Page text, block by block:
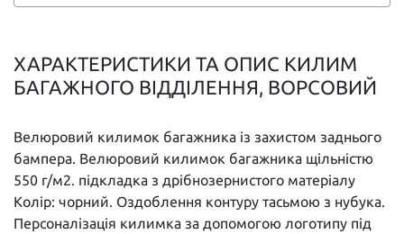
ХАРАКТЕРИСТИКИ ТА ОПИС КИЛИМ
БАГАЖНОГО ВІДДІЛЕННЯ, ВОРСОВИЙ
Велюровий килимок багажника із захистом заднього
бампера. Велюровий килимок багажника щільністю
550 г/м2. підкладка з дрібнозернистого матеріалу
Колір: чорний. Оздоблення контуру тасьмою з нубука.
Персоналізація килимка за допомогою логотипу під